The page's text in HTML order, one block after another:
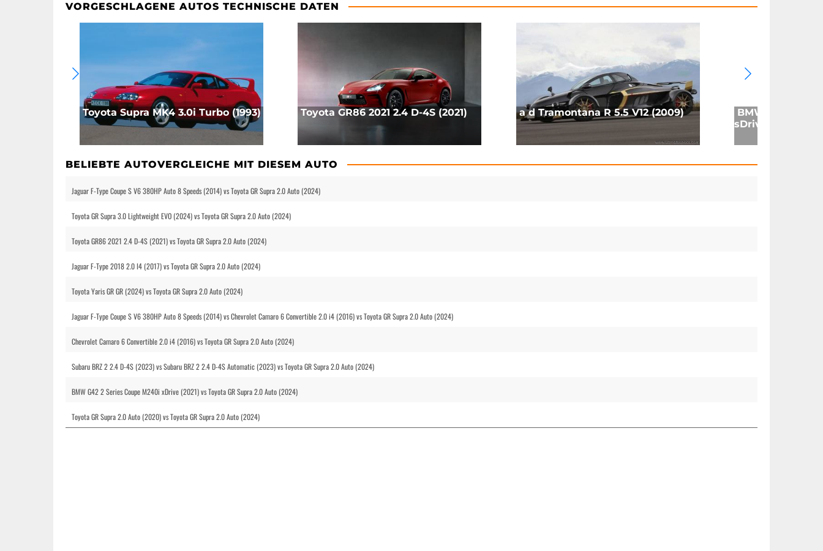
VORGESCHLAGENE AUTOS TECHNISCHE DATEN
Toyota Supra MK4 3.0i Turbo (1993) Toyota GR86 2021 2.4 D-4S (2021) a d Tramontana R 5.5 V12 (2009)
BMW G29 LCI
sDrive20i (2022)
BELIEBTE AUTOVERGLEICHE MIT DIESEM AUTO
Jaguar F-Type Coupe S V6 380HP Auto 8 Speeds (2014) vs Toyota GR Supra 2.0 Auto (2024)
Toyota GR Supra 3.0 Lightweight EVO (2024) vs Toyota GR Supra 2.0 Auto (2024)
Toyota GR86 2021 2.4 D-4S (2021) vs Toyota GR Supra 2.0 Auto (2024)
Jaguar F-Type 2018 2.0 I4 (2017) vs Toyota GR Supra 2.0 Auto (2024)
Toyota Yaris GR GR (2024) vs Toyota GR Supra 2.0 Auto (2024)
Jaguar F-Type Coupe S V6 380HP Auto 8 Speeds (2014) vs Chevrolet Camaro 6 Convertible 2.0 i4 (2016) vs Toyota GR Supra 2.0 Auto (2024)
Chevrolet Camaro 6 Convertible 2.0 i4 (2016) vs Toyota GR Supra 2.0 Auto (2024)
Subaru BRZ 2 2.4 D-4S (2023) vs Subaru BRZ 2 2.4 D-4S Automatic (2023) vs Toyota GR Supra 2.0 Auto (2024)
BMW G42 2 Series Coupe M240i xDrive (2021) vs Toyota GR Supra 2.0 Auto (2024)
Toyota GR Supra 2.0 Auto (2020) vs Toyota GR Supra 2.0 Auto (2024)